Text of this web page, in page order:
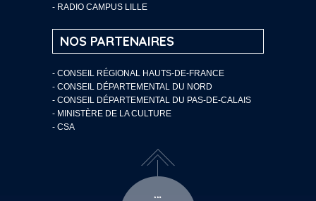
- RADIO CAMPUS LILLE
NOS PARTENAIRES
- CONSEIL RÉGIONAL HAUTS-DE-FRANCE
- CONSEIL DÉPARTEMENTAL DU NORD
- CONSEIL DÉPARTEMENTAL DU PAS-DE-CALAIS
- MINISTÈRE DE LA CULTURE
- CSA